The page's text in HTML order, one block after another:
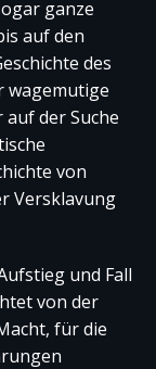
ganze
auf den
des
wagemutige
der Suche
von
Versklavung
und Fall
von der
für die